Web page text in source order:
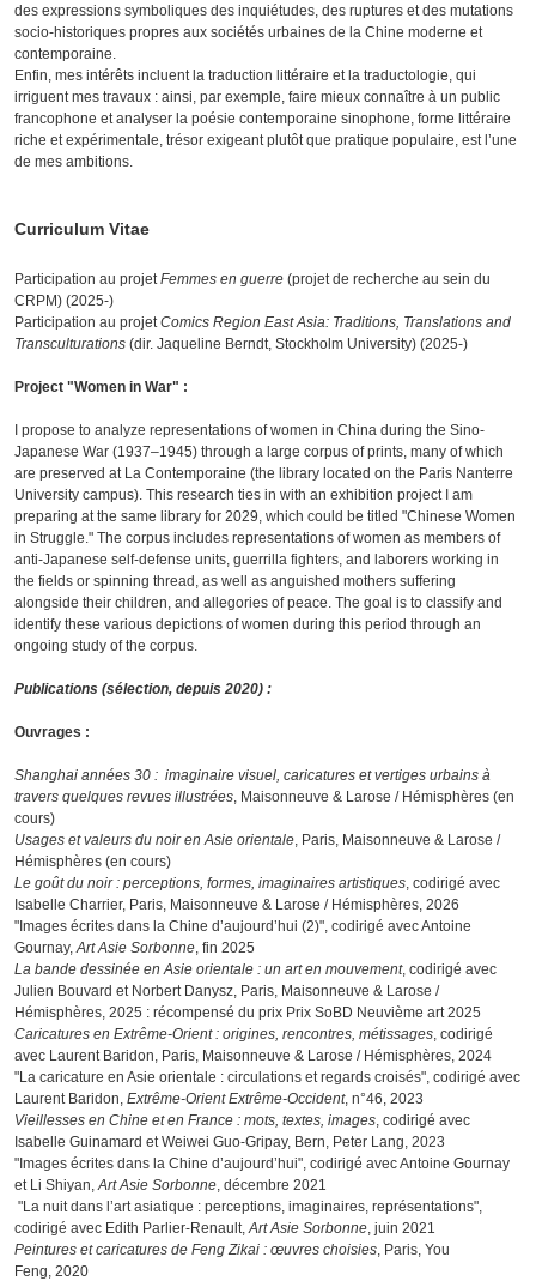
des expressions symboliques des inquiétudes, des ruptures et des mutations
socio-historiques propres aux sociétés urbaines de la Chine moderne et
contemporaine.
Enfin, mes intérêts incluent la traduction littéraire et la traductologie, qui
irriguent mes travaux : ainsi, par exemple, faire mieux connaître à un public
francophone et analyser la poésie contemporaine sinophone, forme littéraire
riche et expérimentale, trésor exigeant plutôt que pratique populaire, est l’une
de mes ambitions.
Curriculum Vitae
Participation au projet Femmes en guerre (projet de recherche au sein du
CRPM) (2025-)
Participation au projet Comics Region East Asia: Traditions, Translations and
Transculturations (dir. Jaqueline Berndt, Stockholm University) (2025-)
Project "Women in War" :
I propose to analyze representations of women in China during the Sino-
Japanese War (1937–1945) through a large corpus of prints, many of which
are preserved at La Contemporaine (the library located on the Paris Nanterre
University campus). This research ties in with an exhibition project I am
preparing at the same library for 2029, which could be titled "Chinese Women
in Struggle." The corpus includes representations of women as members of
anti-Japanese self-defense units, guerrilla fighters, and laborers working in
the fields or spinning thread, as well as anguished mothers suffering
alongside their children, and allegories of peace. The goal is to classify and
identify these various depictions of women during this period through an
ongoing study of the corpus.
Publications (sélection, depuis 2020) :
Ouvrages :
Shanghai années 30 : imaginaire visuel, caricatures et vertiges urbains à
travers quelques revues illustrées , Maisonneuve & Larose / Hémisphères (en
cours)
Usages et valeurs du noir en Asie orientale , Paris, Maisonneuve & Larose /
Hémisphères (en cours)
Le goût du noir : perceptions, formes, imaginaires artistiques , codirigé avec
Isabelle Charrier, Paris, Maisonneuve & Larose / Hémisphères, 2026
"Images écrites dans la Chine d’aujourd’hui (2)", codirigé avec Antoine
Gournay, Art Asie Sorbonne , fin 2025
La bande dessinée en Asie orientale : un art en mouvement, codirigé avec
Julien Bouvard et Norbert Danysz, Paris, Maisonneuve & Larose /
Hémisphères, 2025 : récompensé du prix Prix SoBD Neuvième art 2025
Caricatures en Extrême-Orient : origines, rencontres, métissages , codirigé
avec Laurent Baridon, Paris, Maisonneuve & Larose / Hémisphères, 2024
"La caricature en Asie orientale : circulations et regards croisés", codirigé avec
Laurent Baridon, Extrême-Orient Extrême-Occident, n°46, 2023
Vieillesses en Chine et en France : mots, textes, images , codirigé avec
Isabelle Guinamard et Weiwei Guo-Gripay, Bern, Peter Lang, 2023
"Images écrites dans la Chine d’aujourd’hui", codirigé avec Antoine Gournay
et Li Shiyan, Art Asie Sorbonne , décembre 2021
"La nuit dans l’art asiatique : perceptions, imaginaires, représentations",
codirigé avec Edith Parlier-Renault, Art Asie Sorbonne , juin 2021
Peintures et caricatures de Feng Zikai : œuvres choisies , Paris, You
Feng, 2020